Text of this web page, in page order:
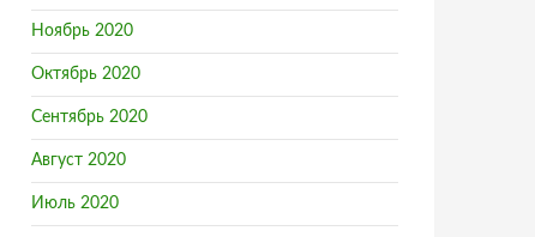
Ноябрь 2020
Октябрь 2020
Сентябрь 2020
Август 2020
Июль 2020